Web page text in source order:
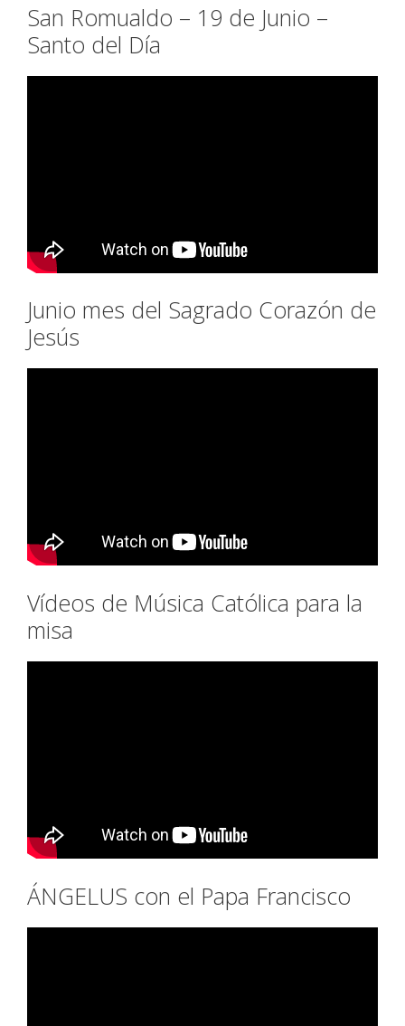
San Romualdo – 19 de Junio –
Santo del Día
Junio mes del Sagrado Corazón de
Jesús
Vídeos de Música Católica para la
misa
ÁNGELUS con el Papa Francisco